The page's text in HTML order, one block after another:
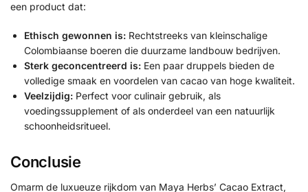
een product dat:
Ethisch gewonnen is: Rechtstreeks van kleinschalige
Colombiaanse boeren die duurzame landbouw bedrijven.
Sterk geconcentreerd is: Een paar druppels bieden de
volledige smaak en voordelen van cacao van hoge kwaliteit.
Veelzijdig: Perfect voor culinair gebruik, als
voedingssupplement of als onderdeel van een natuurlijk
schoonheidsritueel.
Conclusie
Omarm de luxueuze rijkdom van Maya Herbs’ Cacao Extract,